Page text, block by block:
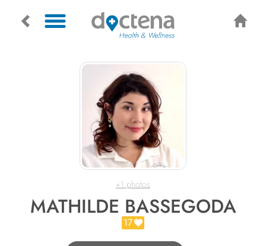
+1 photos
MATHILDE BASSEGODA
17